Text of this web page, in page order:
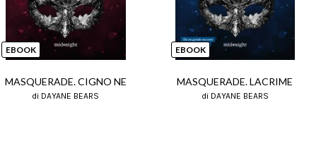
EBOOK
MASQUERADE. CIGNO NE
di DAYANE BEARS
EBOOK
MASQUERADE. LACRIME
di DAYANE BEARS